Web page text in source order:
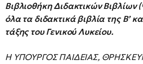
Βιβλιοθήκη Διδακτικών Βιβλίων
όλα τα διδακτικά βιβλία της Β’
τάξης του Γενικού Λυκείου.
Η ΥΠΟΥΡΓΟΣ ΠΑΙΔΕΙΑΣ,